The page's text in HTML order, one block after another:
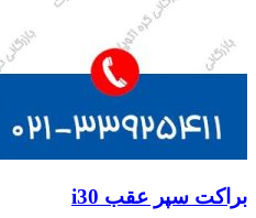
براکت سپر عقب i30